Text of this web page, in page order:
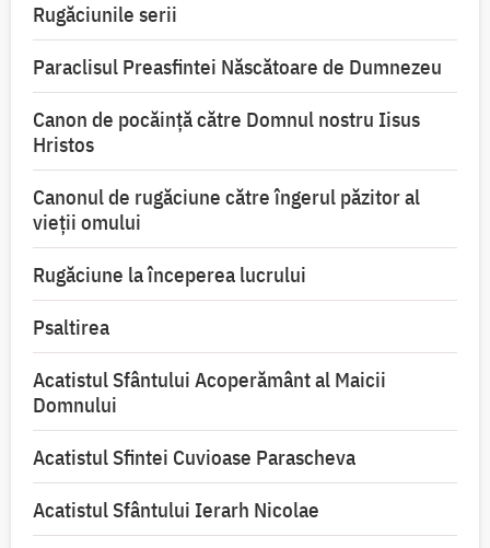
Rugăciunile serii
Paraclisul Preasfintei Născătoare de Dumnezeu
Canon de pocăință către Domnul nostru Iisus
Hristos
Canonul de rugăciune către îngerul păzitor al
vieții omului
Rugăciune la începerea lucrului
Psaltirea
Acatistul Sfântului Acoperământ al Maicii
Domnului
Acatistul Sfintei Cuvioase Parascheva
Acatistul Sfântului Ierarh Nicolae